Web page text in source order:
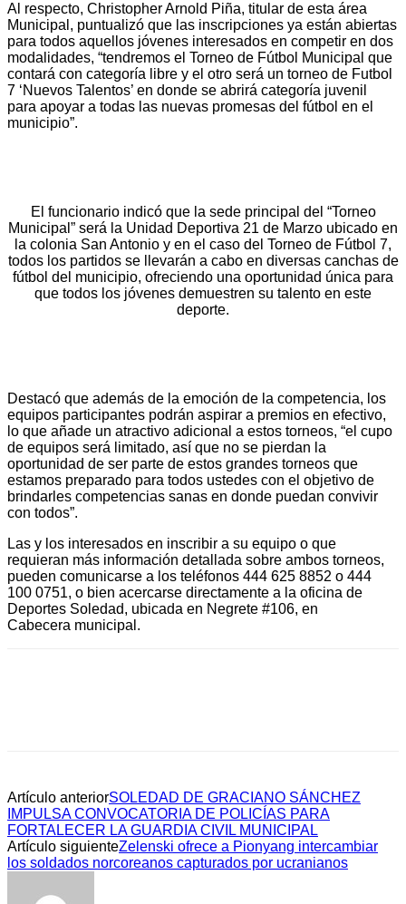
Al respecto, Christopher Arnold Piña, titular de esta área
Municipal, puntualizó que las inscripciones ya están abiertas
para todos aquellos jóvenes interesados en competir en dos
modalidades, “tendremos el Torneo de Fútbol Municipal que
contará con categoría libre y el otro será un torneo de Futbol
7 ‘Nuevos Talentos’ en donde se abrirá categoría juvenil
para apoyar a todas las nuevas promesas del fútbol en el
municipio”.
El funcionario indicó que la sede principal del “Torneo
Municipal” será la Unidad Deportiva 21 de Marzo ubicado en
la colonia San Antonio y en el caso del Torneo de Fútbol 7,
todos los partidos se llevarán a cabo en diversas canchas de
fútbol del municipio, ofreciendo una oportunidad única para
que todos los jóvenes demuestren su talento en este
deporte.
Destacó que además de la emoción de la competencia, los
equipos participantes podrán aspirar a premios en efectivo,
lo que añade un atractivo adicional a estos torneos, “el cupo
de equipos será limitado, así que no se pierdan la
oportunidad de ser parte de estos grandes torneos que
estamos preparado para todos ustedes con el objetivo de
brindarles competencias sanas en donde puedan convivir
con todos”.
Las y los interesados en inscribir a su equipo o que
requieran más información detallada sobre ambos torneos,
pueden comunicarse a los teléfonos 444 625 8852 o 444
100 0751, o bien acercarse directamente a la oficina de
Deportes Soledad, ubicada en Negrete #106, en
Cabecera municipal.
Artículo anteriorSOLEDAD DE GRACIANO SÁNCHEZ
IMPULSA CONVOCATORIA DE POLICÍAS PARA
FORTALECER LA GUARDIA CIVIL MUNICIPAL
Artículo siguienteZelenski ofrece a Pionyang intercambiar
los soldados norcoreanos capturados por ucranianos